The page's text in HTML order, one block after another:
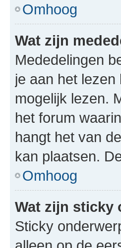
Omhoog
Wat zijn
Mededelingen
je aan het
mogelijk lezen.
het forum
hangt het van
kan plaatsen.
Omhoog
Wat zijn sticky
Sticky